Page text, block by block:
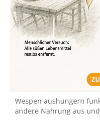
Wespen aushungern
andere Nahrung aus